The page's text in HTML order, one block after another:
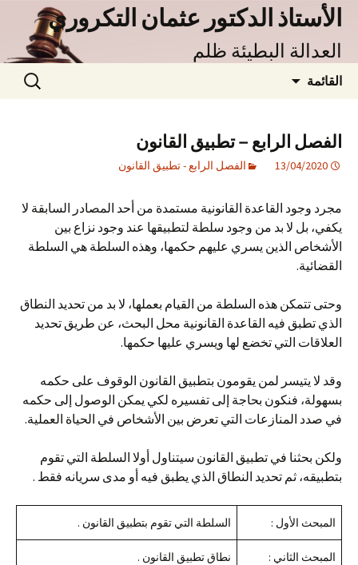
انتقل
المحتوى
الأستاذ الدكتور عثمان التكروري
العدالة البطيئة ظلم
القائمة
البحث
عن:
الفصل الرابع – تطبيق القانون
13/04/2020 الفصل الرابع - تطبيق القانون
مجرد وجود القاعدة القانونية مستمدة من أحد المصادر السابقة لا
يكفي، بل لا بد من وجود سلطة لتطبيقها عند وجود نزاع بين
الأشخاص الذين يسري عليهم حكمها، وهذه السلطة هي السلطة
القضائية.
وحتى تتمكن هذه السلطة من القيام بعملها، لا بد من تحديد النطاق
الذي تطبق فيه القاعدة القانونية محل البحث، عن طريق تحديد
العلاقات التي تخضع لها ويسري عليها حكمها.
وقد لا يتيسر لمن يقومون بتطبيق القانون الوقوف على حكمه
بسهولة، فنكون بحاجة إلى تفسيره لكي يمكن الوصول إلى حكمه
في صدد المنازعات التي تعرض بين الأشخاص في الحياة العملية.
ولكن بحثنا في تطبيق القانون سيتناول أولا السلطة التي تقوم
بتطبيقه، ثم تحديد النطاق الذي يطبق فيه أو مدى سريانه فقط .
المبحث الأول : السلطة التي تقوم بتطبيق القانون .
المبحث الثاني : نطاق تطبيق القانون .